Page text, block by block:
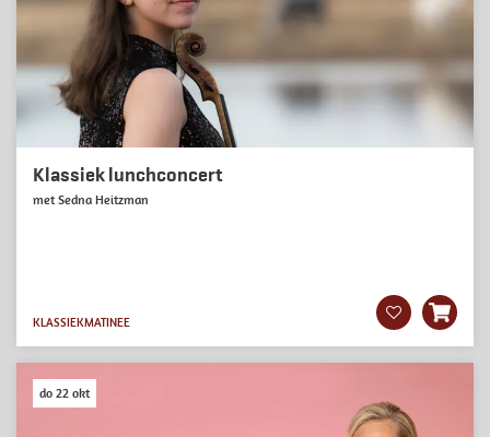
Klassiek lunchconcert
met Sedna Heitzman
KLASSIEKMATINEE
do 22 okt